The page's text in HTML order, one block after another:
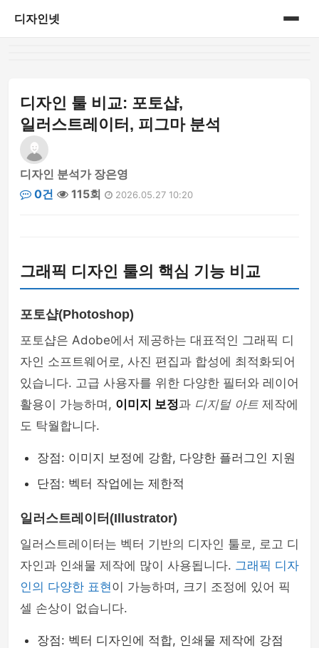
디자인넷
디자인 툴 비교: 포토샵,
일러스트레이터, 피그마 분석
디자인 분석가 장은영
0건
115회 2026.05.27 10:20
그래픽 디자인 툴의 핵심 기능 비교
포토샵(Photoshop)
포토샵은 Adobe에서 제공하는 대표적인 그래픽 디
자인 소프트웨어로, 사진 편집과 합성에 최적화되어
있습니다. 고급 사용자를 위한 다양한 필터와 레이어
활용이 가능하며, 이미지 보정과 디지털 아트 제작에
도 탁월합니다.
장점: 이미지 보정에 강함, 다양한 플러그인 지원
단점: 벡터 작업에는 제한적
일러스트레이터(Illustrator)
일러스트레이터는 벡터 기반의 디자인 툴로, 로고 디
자인과 인쇄물 제작에 많이 사용됩니다. 그래픽 디자
인의 다양한 표현이 가능하며, 크기 조정에 있어 픽
셀 손상이 없습니다.
장점: 벡터 디자인에 적합, 인쇄물 제작에 강점